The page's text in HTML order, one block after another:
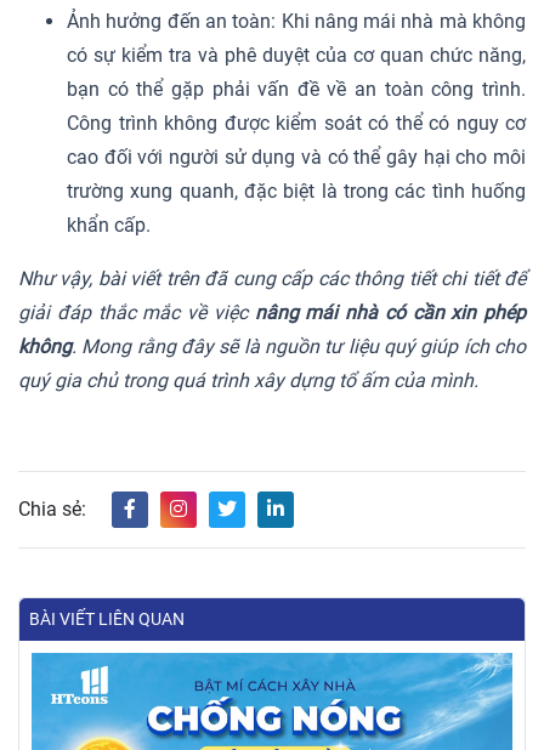
Ảnh hưởng đến an toàn: Khi nâng mái nhà mà không
có sự kiểm tra và phê duyệt của cơ quan chức năng,
bạn có thể gặp phải vấn đề về an toàn công trình.
Công trình không được kiểm soát có thể có nguy cơ
cao đối với người sử dụng và có thể gây hại cho môi
trường xung quanh, đặc biệt là trong các tình huống
khẩn cấp.
Như vậy, bài viết trên đã cung cấp các thông tiết chi tiết để
giải đáp thắc mắc về việc nâng mái nhà có cần xin phép
không. Mong rằng đây sẽ là nguồn tư liệu quý giúp ích cho
quý gia chủ trong quá trình xây dựng tổ ấm của mình.
Chia sẻ:
BÀI VIẾT LIÊN QUAN